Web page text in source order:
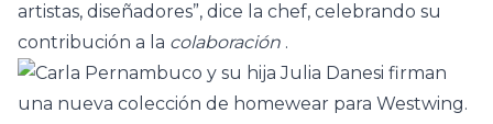
artistas, diseñadores”, dice la chef, celebrando su
contribución a la colaboración .